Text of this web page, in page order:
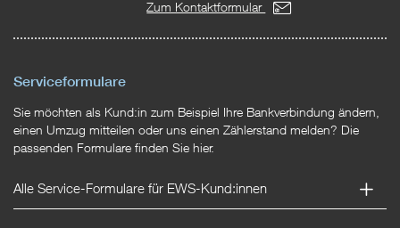
Zum Kontaktformular
Serviceformulare
Sie möchten als Kund:in zum Beispiel Ihre Bankverbindung ändern,
einen Umzug mitteilen oder uns einen Zählerstand melden? Die
passenden Formulare finden Sie hier.
Alle Service-Formulare für EWS-Kund:innen